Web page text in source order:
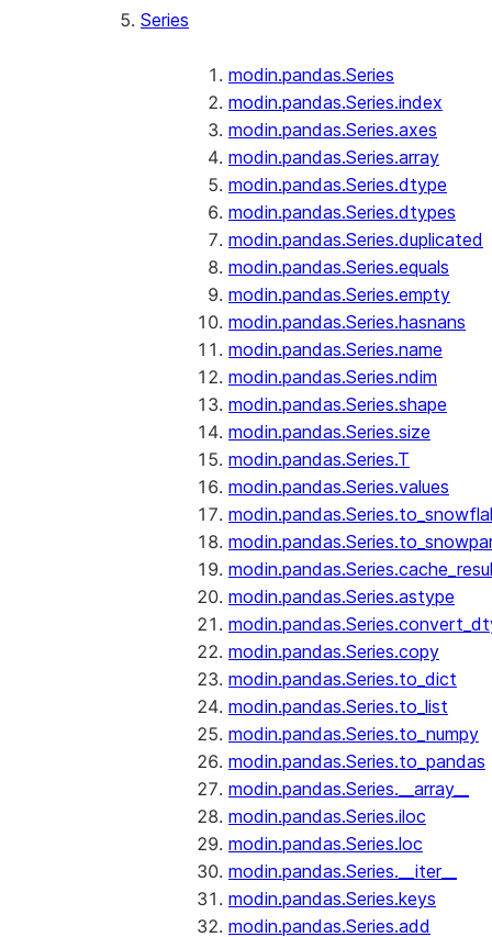
Series
modin.pandas.Series
modin.pandas.Series.index
modin.pandas.Series.axes
modin.pandas.Series.array
modin.pandas.Series.dtype
modin.pandas.Series.dtypes
modin.pandas.Series.duplicated
modin.pandas.Series.equals
modin.pandas.Series.empty
modin.pandas.Series.hasnans
modin.pandas.Series.name
modin.pandas.Series.ndim
modin.pandas.Series.shape
modin.pandas.Series.size
modin.pandas.Series.T
modin.pandas.Series.values
modin.pandas.Series.astype
modin.pandas.Series.copy
modin.pandas.Series.to_dict
modin.pandas.Series.to_list
modin.pandas.Series.to_numpy
modin.pandas.Series.to_pandas
modin.pandas.Series.__array__
modin.pandas.Series.iloc
modin.pandas.Series.loc
modin.pandas.Series.__iter__
modin.pandas.Series.keys
modin.pandas.Series.add